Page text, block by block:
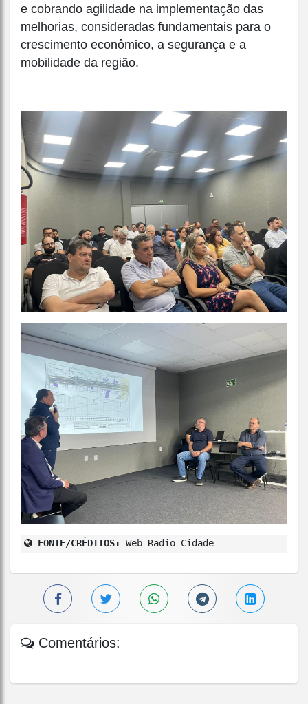
e cobrando agilidade na implementação das
melhorias, consideradas fundamentais para o
crescimento econômico, a segurança e a
mobilidade da região.
FONTE/CRÉDITOS: Web Radio Cidade
Comentários: